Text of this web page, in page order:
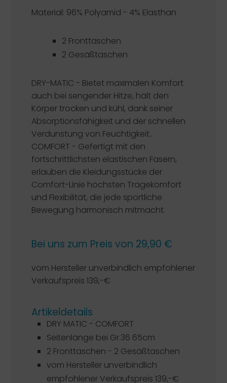
Material: 96% Polyamid - 4% Elasthan
2 Fronttaschen
2 Gesäßtaschen
DRY-MATIC - Bietet maximalen Komfort
auch bei sengender Hitze, hält den
Körper trocken und kühl, dank seiner
Absorptionsfähigkeit und der schnellen
Verdunstung von Feuchtigkeit..
COMFORT - Gefertigt mit den
fortschrittlichsten elastischen Fasern,
erlauben die Kleidungsstücke der
Comfort-Linie höchsten Tragekomfort
und Flexibilität, die jede sportliche
Bewegung harmonisch mitmacht.
Bei uns zum Preis von 29,90 €
vom Hersteller unverbindlich empfohlener
Verkaufspreis 139,-€
Artikeldetails
DRY MATIC - COMFORT
Seitenlänge bei Gr.36 65cm
2 Fronttaschen - 2 Gesäßtaschen
vom Hersteller unverbindlich
empfohlener Verkaufspreis 139,-€